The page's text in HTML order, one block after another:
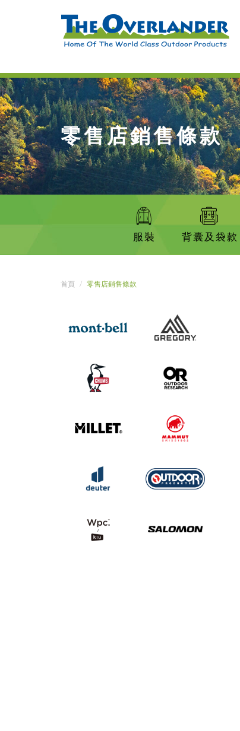
零售店銷售條款
服裝 背囊及袋款
首頁 零售店銷售條款